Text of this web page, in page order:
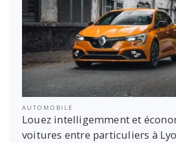
AUTOMOBILE
Louez intelligemment et
voitures entre particuliers à